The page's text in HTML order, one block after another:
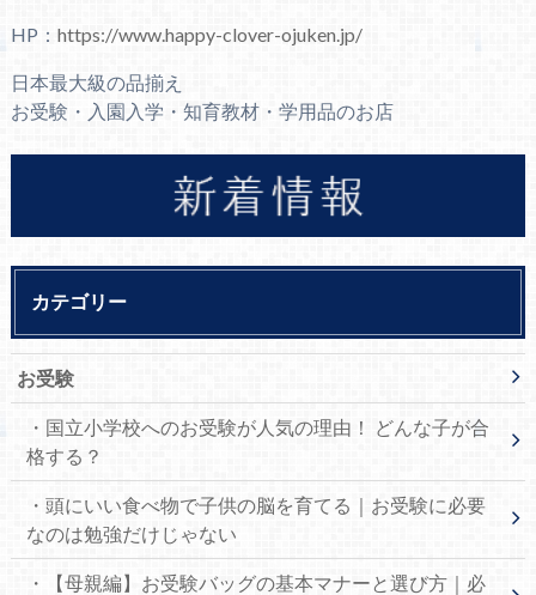
HP： https://www.happy-clover-ojuken.jp/
日本最大級の品揃え
お受験・入園入学・知育教材・学用品のお店
カテゴリー
お受験
・国立小学校へのお受験が人気の理由！ どんな子が合
格する？
・頭にいい食べ物で子供の脳を育てる｜お受験に必要
なのは勉強だけじゃない
・【母親編】お受験バッグの基本マナーと選び方｜必